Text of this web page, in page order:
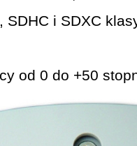
SDHC i SDXC
od 0 do +50